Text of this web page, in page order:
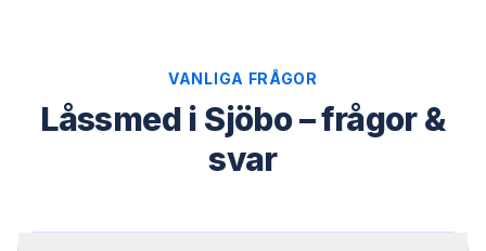
VANLIGA FRÅGOR
Låssmed i Sjöbo – frågor &
svar